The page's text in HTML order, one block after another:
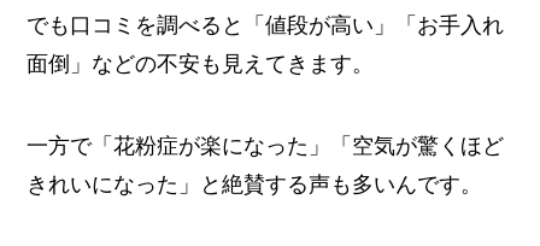
でも口コミを調べると「値段が高い」「お手入れ
面倒」などの不安も見えてきます。
一方で「花粉症が楽になった」「空気が驚くほど
きれいになった」と絶賛する声も多いんです。